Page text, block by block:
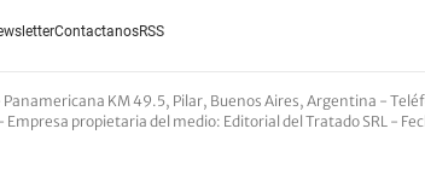
ContactanosRSS
KM 49.5, Pilar, Buenos Aires, Argentina -
Empresa propietaria del medio: Editorial del Tratado SRL -